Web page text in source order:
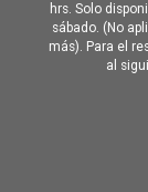
hrs. Solo
sábado. (No
más). Para el
al